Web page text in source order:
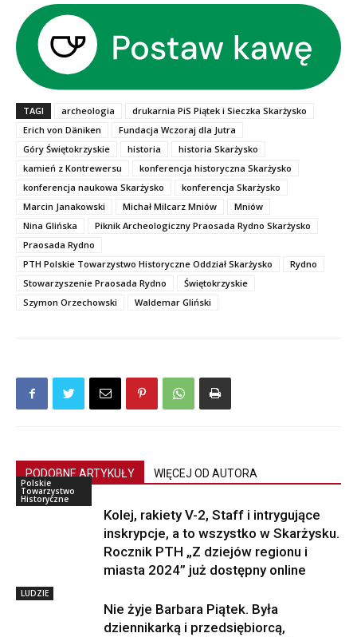
TAGI archeologia
drukarnia PiS Piątek i Sieczka Skarżysko
Erich von Däniken
Fundacja Wczoraj dla Jutra
Góry Świętokrzyskie
historia
historia Skarżysko
kamień z Kontrewersu
konferencja historyczna Skarżysko
konferencja naukowa Skarżysko
konferencja Skarżysko
Marcin Janakowski
Michał Milcarz Mniów
Mniów
Nina Glińska
Piknik Archeologiczny Praosada Rydno Skarżysko
Praosada Rydno
PTH Polskie Towarzystwo Historyczne Oddział Skarżysko
Rydno
Stowarzyszenie Praosada Rydno
Świętokrzyskie
Szymon Orzechowski
Waldemar Gliński
PODOBNE ARTYKUŁY WIĘCEJ OD AUTORA
Polskie
Towarzystwo
Historyczne
Kolej, rakiety V-2, Staff i intrygujące
inskrypcje, a to wszystko w Skarżysku.
Rocznik PTH „Z dziejów regionu i
miasta 2024” już dostępny online
LUDZIE
Nie żyje Barbara Piątek. Była
dziennikarką i przedsiębiorcą,